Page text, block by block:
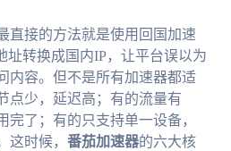
直接的方法就是使用回国加速
址转换成国内IP，让平台误以为
内容。但不是所有加速器都适
少，延迟高；有的流量有
完了；有的只支持单一设备，
这时候， 番茄加速器的六大核